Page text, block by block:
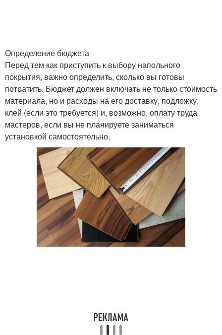
Определение бюджета
Перед тем как приступить к выбору напольного
покрытия, важно определить, сколько вы готовы
потратить. Бюджет должен включать не только стоимость
материала, но и расходы на его доставку, подложку,
клей (если это требуется) и, возможно, оплату труда
мастеров, если вы не планируете заниматься
установкой самостоятельно.